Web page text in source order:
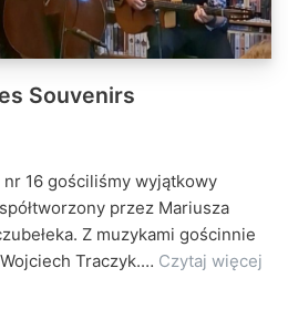
Souvenirs
16 gościliśmy wyjątkowy
przez Mariusza
Z muzykami gościnnie
Traczyk.… Czytaj więcej